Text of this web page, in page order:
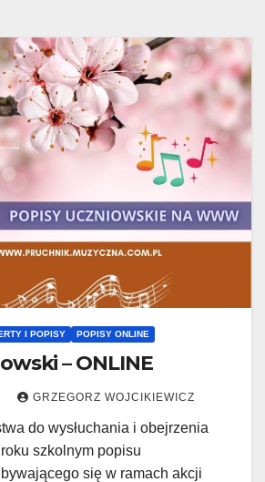
I POPISY POPISY ONLINE
– ONLINE
GRZEGORZ WOJCIKIEWICZ
do wysłuchania i obejrzenia
szkolnym popisu
się w ramach akcji